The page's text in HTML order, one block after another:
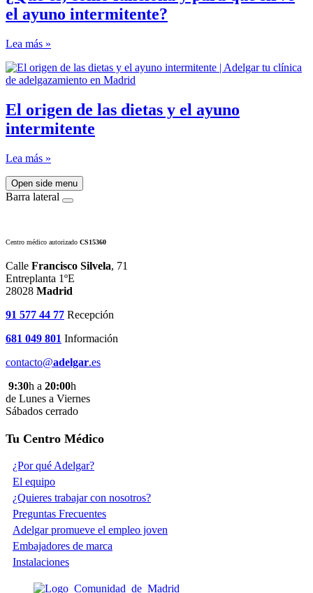
el ayuno intermitente?
Lea más »
El origen de las dietas y el ayuno
intermitente
Lea más »
Open side menu
Barra lateral
Centro médico autorizado CS15360
Calle Francisco Silvela, 71
Entreplanta 1ºE
28028 Madrid
91 577 44 77 Recepción
681 049 801 Información
contacto@adelgar.es
9:30h a 20:00h
de Lunes a Viernes
Sábados cerrado
Tu Centro Médico
¿Por qué Adelgar?
El equipo
¿Quieres trabajar con nosotros?
Preguntas Frecuentes
Adelgar promueve el empleo joven
Embajadores de marca
Instalaciones